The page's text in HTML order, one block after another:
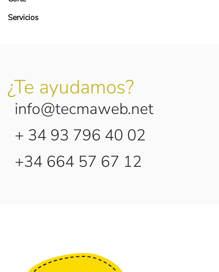
Servicios
¿Te ayudamos?
info@tecmaweb.net
+ 34 93 796 40 02
+34 664 57 67 12